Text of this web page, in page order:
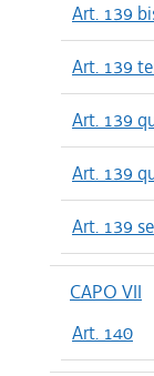
Art. 139
Art. 139
Art. 139
Art. 139
Art. 139
CAPO VII
Art. 140